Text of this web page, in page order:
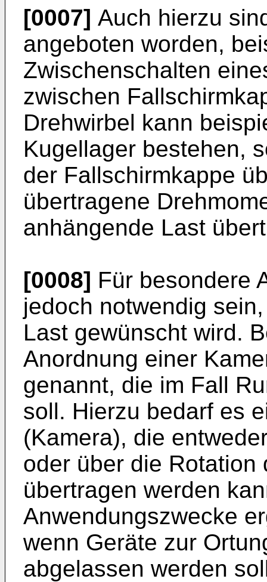
[0007] Auch hierzu
angeboten worden,
Zwischenschalten
zwischen
Drehwirbel kann
Kugellager bestehen,
der Fallschirmkappe
übertragene
anhängende Last
[0008] Für besondere
jedoch notwendig
Last gewünscht wird.
Anordnung einer
genannt, die im Fall
soll. Hierzu bedarf es
(Kamera), die
oder über die Rotation
übertragen werden
Anwendungszwecke
wenn Geräte zur
abgelassen werden